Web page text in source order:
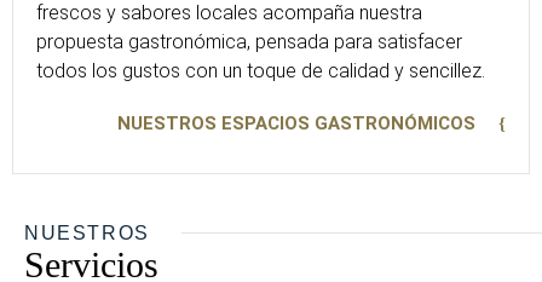
frescos y sabores locales acompaña nuestra
propuesta gastronómica, pensada para satisfacer
todos los gustos con un toque de calidad y sencillez.
NUESTROS ESPACIOS GASTRONÓMICOS
NUESTROS
Servicios